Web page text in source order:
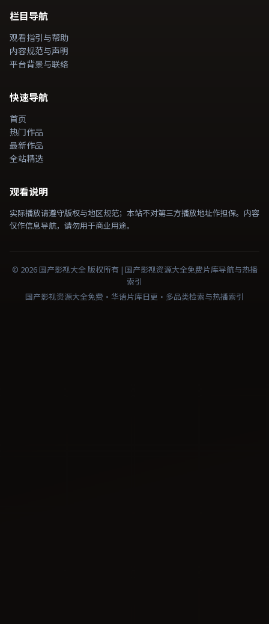
栏目导航
观看指引与帮助
内容规范与声明
平台背景与联络
快速导航
首页
热门作品
最新作品
全站精选
观看说明
实际播放请遵守版权与地区规范；本站不对第三方播放地址作担保。内容
仅作信息导航，请勿用于商业用途。
© 2026 国产影视大全版权所有 | 国产影视资源大全免费片库导航与热播
索引
国产影视资源大全免费·华语片库日更·多品类检索与热播索引